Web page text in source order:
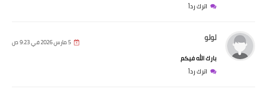
اترك رداً
لولو 5 مارس 2026 في 9:23 ص
بارك الله فيكم
اترك رداً